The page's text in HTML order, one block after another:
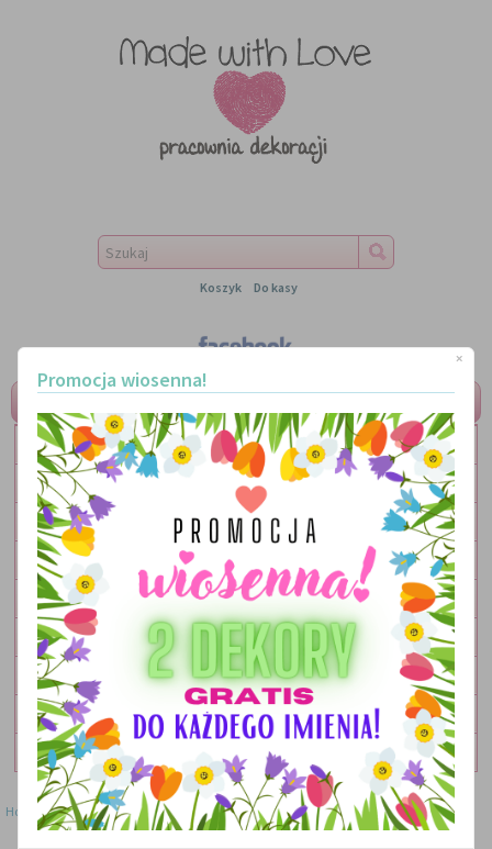
Koszyk Do kasy
MENU
LITERKI
TABLICZKI
OBRAZKI
LAMPKI
DEKORACJE
DODATKI
ZESTAWY
OKOLICZNOŚCIOWE
WYPRZEDAŻ
Home »Literki »Literki - wzór MWL48
×
Promocja wiosenna!